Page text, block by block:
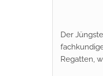
Der
Regatten,